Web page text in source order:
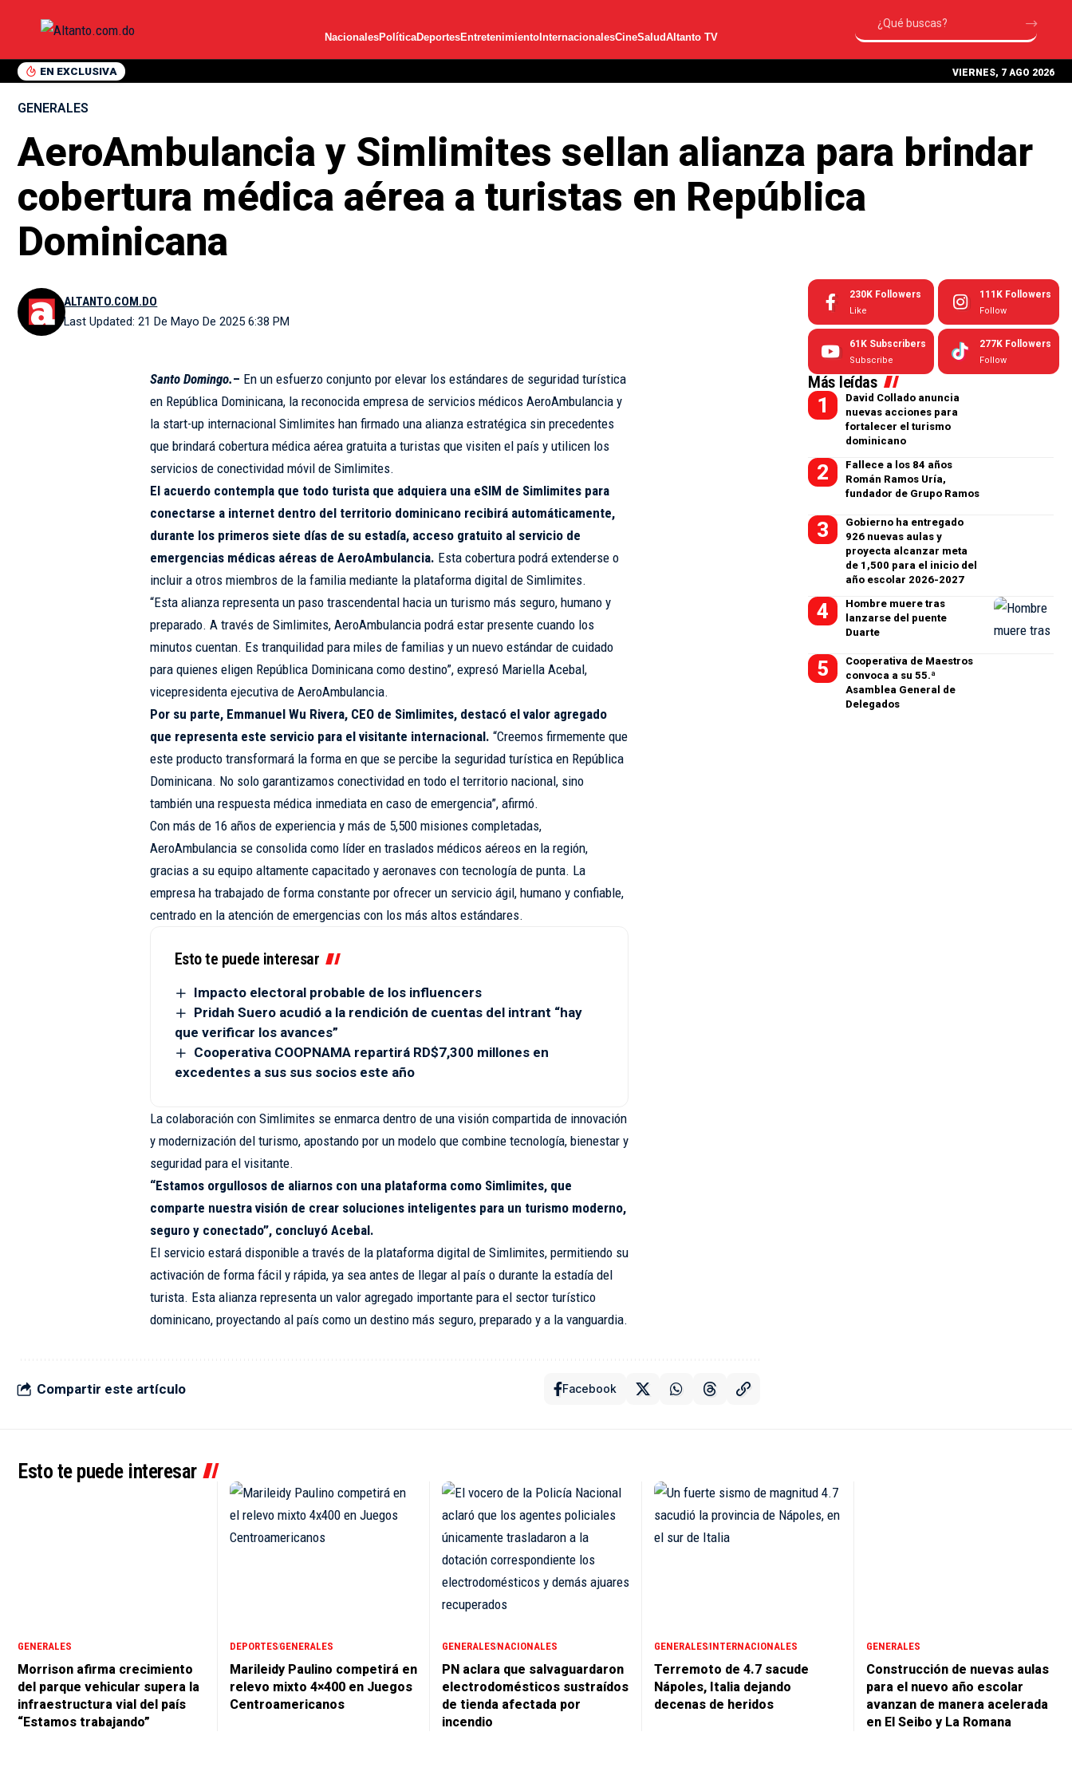
NacionalesPolíticaDeportesEntretenimiento InternacionalesCineSaludAltanto TV
EN EXCLUSIVA VIERNES, 7 AGO 2026
GENERALES
AeroAmbulancia y Simlimites sellan alianza para brindar
cobertura médica aérea a turistas en República
Dominicana
Last Updated: 21 De Mayo De 2025 6:38 PM
ALTANTO.COM.DO
Santo Domingo.– En un esfuerzo conjunto por elevar los estándares de seguridad turística
en República Dominicana, la reconocida empresa de servicios médicos AeroAmbulancia y
la start-up internacional Simlimites han firmado una alianza estratégica sin precedentes
que brindará cobertura médica aérea gratuita a turistas que visiten el país y utilicen los
servicios de conectividad móvil de Simlimites.
El acuerdo contempla que todo turista que adquiera una eSIM de Simlimites para
conectarse a internet dentro del territorio dominicano recibirá automáticamente,
durante los primeros siete días de su estadía, acceso gratuito al servicio de
emergencias médicas aéreas de AeroAmbulancia. Esta cobertura podrá extenderse o
incluir a otros miembros de la familia mediante la plataforma digital de Simlimites.
“Esta alianza representa un paso trascendental hacia un turismo más seguro, humano y
preparado. A través de Simlimites, AeroAmbulancia podrá estar presente cuando los
minutos cuentan. Es tranquilidad para miles de familias y un nuevo estándar de cuidado
para quienes eligen República Dominicana como destino”, expresó Mariella Acebal,
vicepresidenta ejecutiva de AeroAmbulancia.
Por su parte, Emmanuel Wu Rivera, CEO de Simlimites, destacó el valor agregado
que representa este servicio para el visitante internacional. “Creemos firmemente que
este producto transformará la forma en que se percibe la seguridad turística en República
Dominicana. No solo garantizamos conectividad en todo el territorio nacional, sino
también una respuesta médica inmediata en caso de emergencia”, afirmó.
Con más de 16 años de experiencia y más de 5,500 misiones completadas,
AeroAmbulancia se consolida como líder en traslados médicos aéreos en la región,
gracias a su equipo altamente capacitado y aeronaves con tecnología de punta. La
empresa ha trabajado de forma constante por ofrecer un servicio ágil, humano y confiable,
centrado en la atención de emergencias con los más altos estándares.
Esto te puede interesar
Impacto electoral probable de los influencers
Pridah Suero acudió a la rendición de cuentas del intrant “hay
que verificar los avances”
Cooperativa COOPNAMA repartirá RD$7,300 millones en
excedentes a sus sus socios este año
La colaboración con Simlimites se enmarca dentro de una visión compartida de innovación
y modernización del turismo, apostando por un modelo que combine tecnología, bienestar y
seguridad para el visitante.
“Estamos orgullosos de aliarnos con una plataforma como Simlimites, que
comparte nuestra visión de crear soluciones inteligentes para un turismo moderno,
seguro y conectado”, concluyó Acebal.
El servicio estará disponible a través de la plataforma digital de Simlimites, permitiendo su
activación de forma fácil y rápida, ya sea antes de llegar al país o durante la estadía del
turista. Esta alianza representa un valor agregado importante para el sector turístico
dominicano, proyectando al país como un destino más seguro, preparado y a la vanguardia.
Compartir este artículo Facebook
230K Followers
Like
111K Followers
Follow
61K Subscribers
Subscribe
277K Followers
Follow
Más leídas
David Collado anuncia
nuevas acciones para
fortalecer el turismo
dominicano
Fallece a los 84 años
Román Ramos Uría,
fundador de Grupo Ramos
Gobierno ha entregado
926 nuevas aulas y
proyecta alcanzar meta
de 1,500 para el inicio del
año escolar 2026-2027
Hombre muere tras
lanzarse del puente
Duarte
Cooperativa de Maestros
convoca a su 55.ª
Asamblea General de
Delegados
Esto te puede interesar
GENERALES
Morrison afirma crecimiento
del parque vehicular supera la
infraestructura vial del país
“Estamos trabajando”
DEPORTESGENERALES
Marileidy Paulino competirá en
relevo mixto 4×400 en Juegos
Centroamericanos
GENERALESNACIONALES
PN aclara que salvaguardaron
electrodomésticos sustraídos
de tienda afectada por
incendio
GENERALESINTERNACIONALES
Terremoto de 4.7 sacude
Nápoles, Italia dejando
decenas de heridos
GENERALES
Construcción de nuevas aulas
para el nuevo año escolar
avanzan de manera acelerada
en El Seibo y La Romana